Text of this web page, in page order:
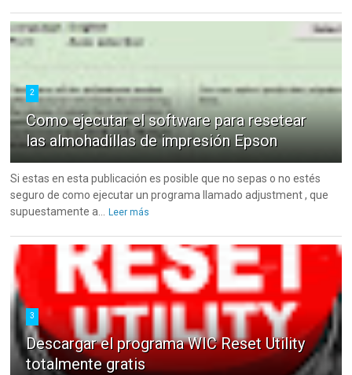
2
Como ejecutar el software para resetear
las almohadillas de impresión Epson
Si estas en esta publicación es posible que no sepas o no estés
seguro de como ejecutar un programa llamado adjustment , que
supuestamente a...
Leer más
3
Descargar el programa WIC Reset Utility
totalmente gratis